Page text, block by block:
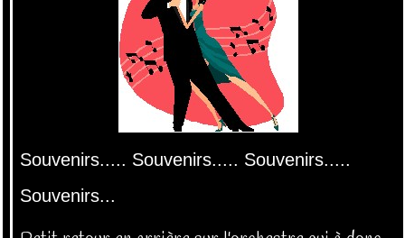
Souvenirs..... Souvenirs..... Souvenirs.....
Souvenirs...